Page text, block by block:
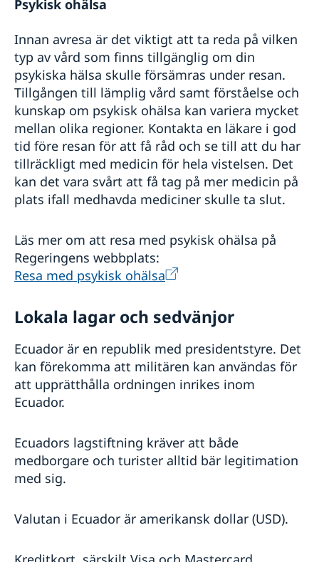
Psykisk ohälsa
Innan avresa är det viktigt att ta reda på vilken
typ av vård som finns tillgänglig om din
psykiska hälsa skulle försämras under resan.
Tillgången till lämplig vård samt förståelse och
kunskap om psykisk ohälsa kan variera mycket
mellan olika regioner. Kontakta en läkare i god
tid före resan för att få råd och se till att du har
tillräckligt med medicin för hela vistelsen. Det
kan det vara svårt att få tag på mer medicin på
plats ifall medhavda mediciner skulle ta slut.
Läs mer om att resa med psykisk ohälsa på
Regeringens webbplats:
Resa med psykisk ohälsa
Lokala lagar och sedvänjor
Ecuador är en republik med presidentstyre. Det
kan förekomma att militären kan användas för
att upprätthålla ordningen inrikes inom
Ecuador.
Ecuadors lagstiftning kräver att både
medborgare och turister alltid bär legitimation
med sig.
Valutan i Ecuador är amerikansk dollar (USD).